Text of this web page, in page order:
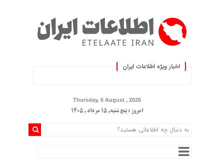
اخبار ویژه اطلاعات ایران
Thursday, 6 August , 2026
امروز : پنج شنبه, ۱۵ مرداد , ۱۴۰۵